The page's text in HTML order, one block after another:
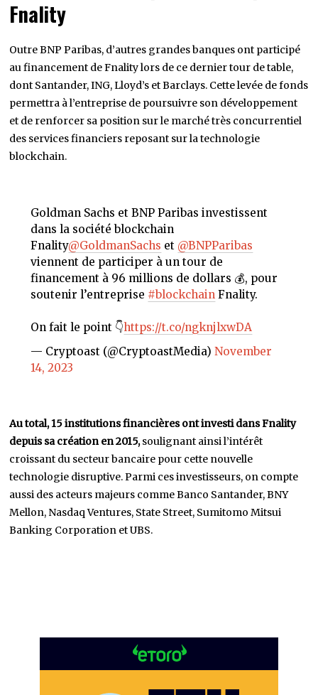
Fnality
Outre BNP Paribas, d’autres grandes banques ont participé
au financement de Fnality lors de ce dernier tour de table,
dont Santander, ING, Lloyd’s et Barclays. Cette levée de fonds
permettra à l’entreprise de poursuivre son développement
et de renforcer sa position sur le marché très concurrentiel
des services financiers reposant sur la technologie
blockchain.
Goldman Sachs et BNP Paribas investissent
dans la société blockchain
Fnality@GoldmanSachs et @BNPParibas
viennent de participer à un tour de
financement à 96 millions de dollars 💰, pour
soutenir l’entreprise #blockchain Fnality.
On fait le point 👇https://t.co/ngknjlxwDA
— Cryptoast (@CryptoastMedia)November
14, 2023
Au total, 15 institutions financières ont investi dans Fnality
depuis sa création en 2015, soulignant ainsi l’intérêt
croissant du secteur bancaire pour cette nouvelle
technologie disruptive. Parmi ces investisseurs, on compte
aussi des acteurs majeurs comme Banco Santander, BNY
Mellon, Nasdaq Ventures, State Street, Sumitomo Mitsui
Banking Corporation et UBS.